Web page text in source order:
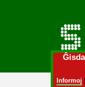
Informoj